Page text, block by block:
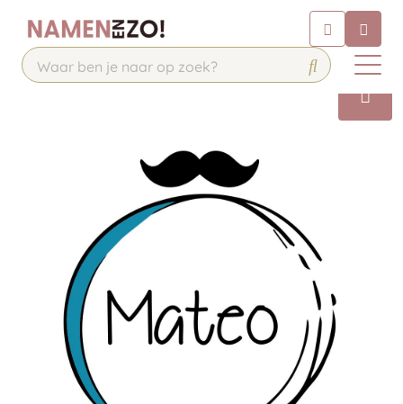
Chat 24/7 met onze chatbot voor
hulp
Contact